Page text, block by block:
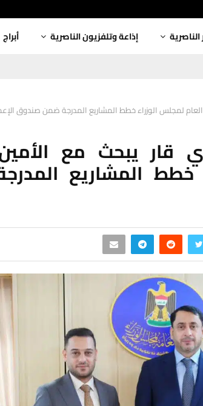
الناصرية إذاعة وتلفزيون الناصرية أبراج
لمجلس الوزراء خطط المشاريع المدرجة ضمن صندوق
قار يبحث مع
خطط المشاريع